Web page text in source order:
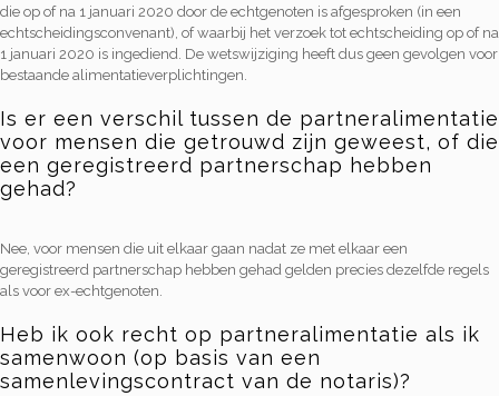
die op of na 1 januari 2020 door de echtgenoten is afgesproken (in een
echtscheidingsconvenant), of waarbij het verzoek tot echtscheiding op of na
1 januari 2020 is ingediend. De wetswijziging heeft dus geen gevolgen voor
bestaande alimentatieverplichtingen.
Is er een verschil tussen de partneralimentatie
voor mensen die getrouwd zijn geweest, of die
een geregistreerd partnerschap hebben
gehad?
Nee, voor mensen die uit elkaar gaan nadat ze met elkaar een
geregistreerd partnerschap hebben gehad gelden precies dezelfde regels
als voor ex-echtgenoten.
Heb ik ook recht op partneralimentatie als ik
samenwoon (op basis van een
samenlevingscontract van de notaris)?